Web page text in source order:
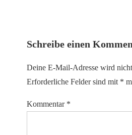
Schreibe einen
Deine E-Mail-Adresse wird
Erforderliche Felder sind mit *
Kommentar *